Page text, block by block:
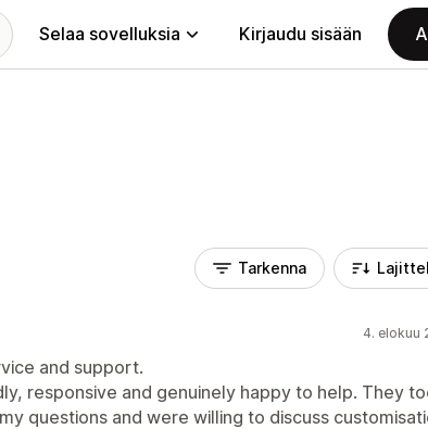
Selaa sovelluksia Kirjaudu sisään
Tarkenna
4. elokuu
and support.
responsive and genuinely happy to help. They
questions and were willing to discuss